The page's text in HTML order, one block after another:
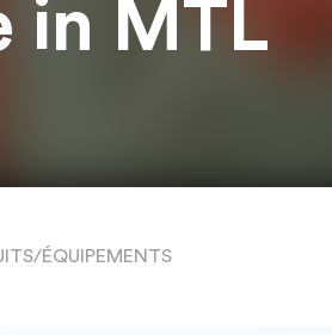
in MTL
ÉQUIPEMENTS